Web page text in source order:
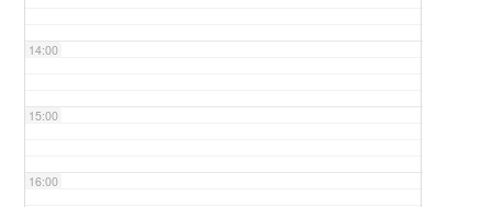
14:00
15:00
16:00